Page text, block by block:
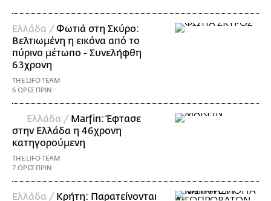
Ελλάδα /Φωτιά στη Σκύρο:
Βελτιωμένη η εικόνα από το
πύρινο μέτωπο - Συνελήφθη
63χρονη
THE LIFO TEAM
6 ΩΡΕΣ ΠΡΙΝ
Ελλάδα / Marfin: Έφτασε
στην Ελλάδα η 46χρονη
κατηγορούμενη
THE LIFO TEAM
7 ΩΡΕΣ ΠΡΙΝ
Ελλάδα / Κρήτη: Παρατείνονται